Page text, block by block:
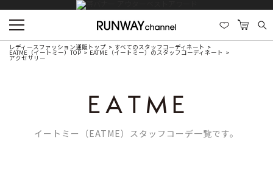
レディースファッション通販トップ すべてのスタッフコーディネート
EATME（イートミー）TOP EATME（イートミー）のスタッフコーディネート
アクセサリー
イートミー（EATME）スタッフコーデ一覧です。